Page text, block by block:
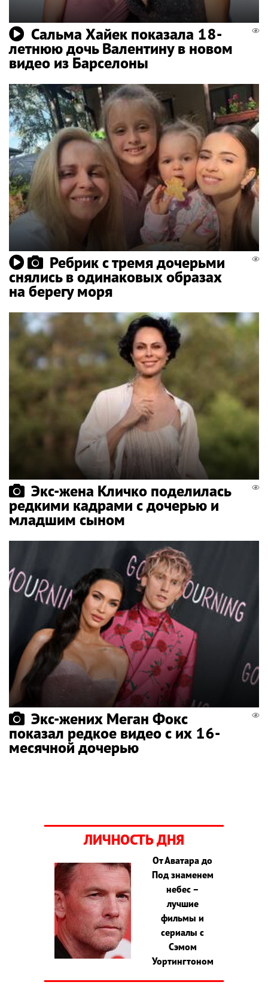
Сальма Хайек показала 18-
летнюю дочь Валентину в новом
видео из Барселоны
Ребрик с тремя дочерьми
снялись в одинаковых образах
на берегу моря
Экс-жена Кличко поделилась
редкими кадрами с дочерью и
младшим сыном
Экс-жених Меган Фокс
показал редкое видео с их 16-
месячной дочерью
ЛИЧНОСТЬ ДНЯ
От Аватара до
Под знаменем
небес –
лучшие
фильмы и
сериалы с
Сэмом
Уортингтоном